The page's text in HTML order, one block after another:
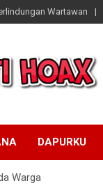
Wartawan
DAPURKU
Warga